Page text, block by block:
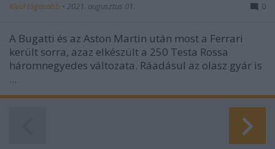
Kívül tágasabb • 2021. augusztus 01. 0
A Bugatti és az Aston Martin után most a Ferrari
került sorra, azaz elkészült a 250 Testa Rossa
háromnegyedes változata. Ráadásul az olasz gyár is
...